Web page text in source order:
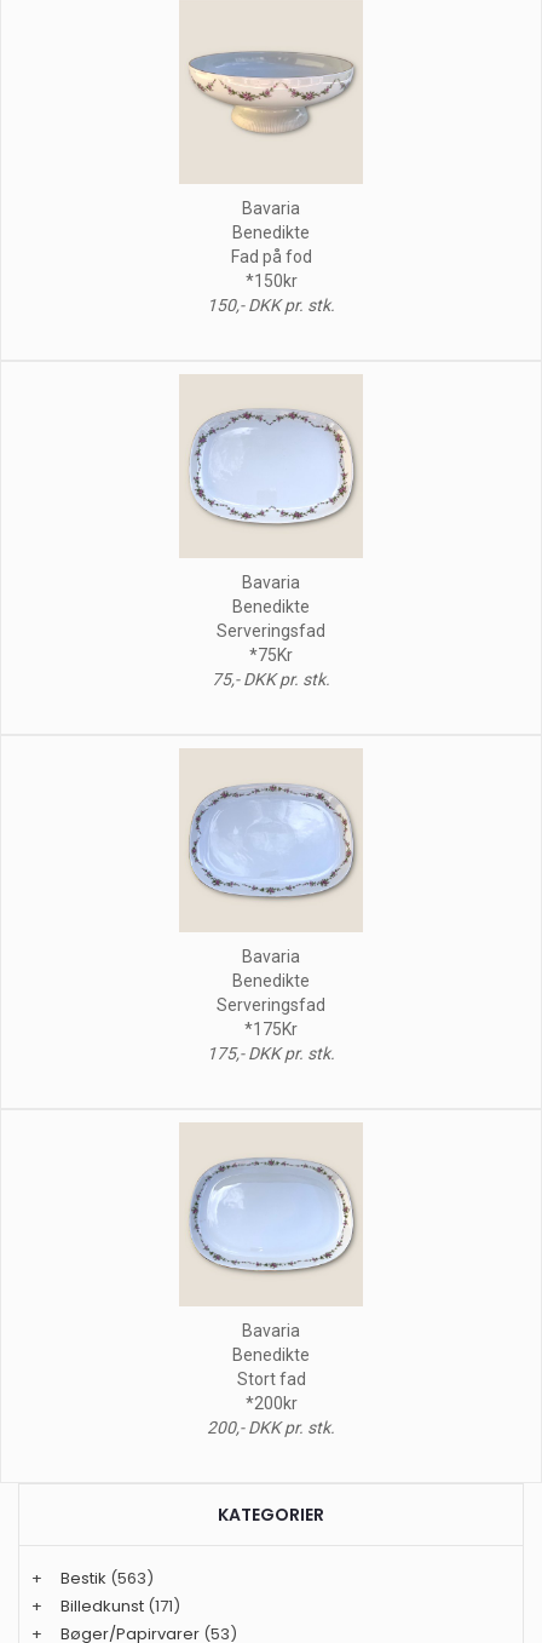
Bavaria
Benedikte
Fad på fod
*150kr
150,- DKK pr. stk.
Bavaria
Benedikte
Serveringsfad
*75Kr
75,- DKK pr. stk.
Bavaria
Benedikte
Serveringsfad
*175Kr
175,- DKK pr. stk.
Bavaria
Benedikte
Stort fad
*200kr
200,- DKK pr. stk.
KATEGORIER
+ Bestik (563)
+
Billedkunst (171)
+
Bøger/Papirvarer (53)